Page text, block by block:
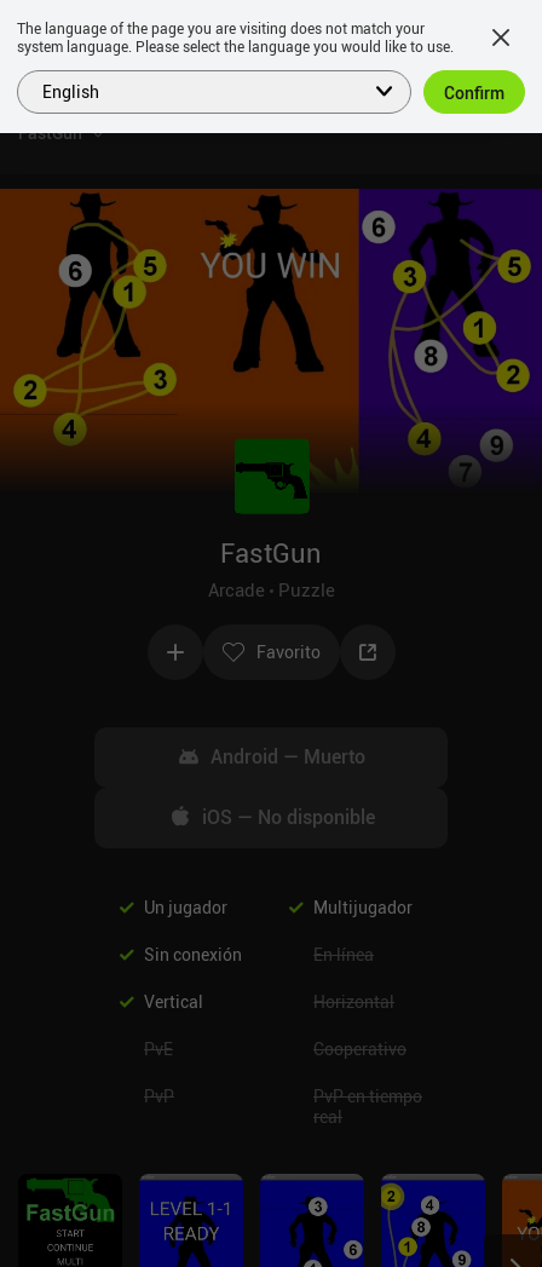
FastGun
FastGun
Arcade Puzzle
Favorito
Android — Muerto
iOS — No disponible
Un jugador Multijugador
Sin conexión En línea
Vertical Horizontal
PvE Cooperativo
PvP
PvP en tiempo
real
The language of the page you are visiting does not match your
system language. Please select the language you would like to use.
English Confirm